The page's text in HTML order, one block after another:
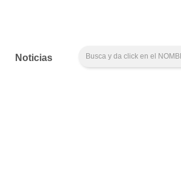
Noticias